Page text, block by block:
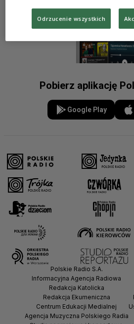
Pobierz aplikację
Google Play
Polskie Radio S.A.
Informacyjna Agencja Radiowa
Redakcja Katolicka
Redakcja Ekumeniczna
Centrum Edukacji Medialnej
Agencja Muzyczna Polskiego Radia
Odrzucenie wszystkich